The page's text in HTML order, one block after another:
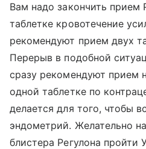
Вам надо закончить прием
таблетке кровотечение
рекомендуют прием двух
Перерыв в подобной
сразу рекомендуют прием
одной таблетке по
делается для того, чтобы
эндометрий. Желательно
блистера Регулона пройти